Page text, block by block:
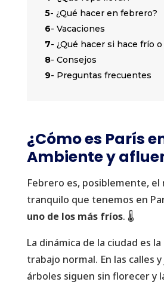
5- ¿Qué hacer en febrero?
6- Vacaciones
7- ¿Qué hacer si hace frío o
8- Consejos
9- Preguntas frecuentes
¿Cómo es París
Ambiente y
Febrero es, posiblemente, el
tranquilo que tenemos en
uno de los más fríos. 🌡️
La dinámica de la ciudad es
trabajo normal. En las calles
árboles siguen sin florecer y